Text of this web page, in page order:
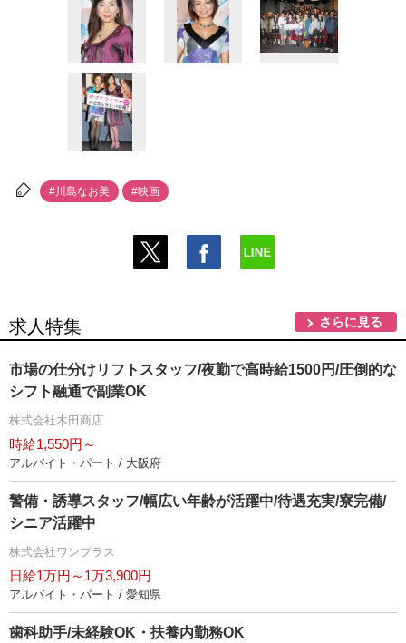
#川島なお美 #映画
求人特集 さらに見る
市場の仕分けリフトスタッフ/夜勤で高時給1500円/圧倒的な
シフト融通で副業OK
株式会社木田商店
時給1,550円～
アルバイト・パート / 大阪府
警備・誘導スタッフ/幅広い年齢が活躍中/待遇充実/寮完備/
シニア活躍中
株式会社ワンプラス
日給1万円～1万3,900円
アルバイト・パート / 愛知県
歯科助手/未経験OK・扶養内勤務OK